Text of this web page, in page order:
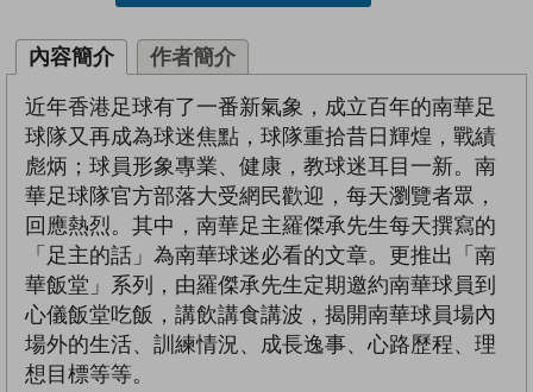
內容簡介 作者簡介
近年香港足球有了一番新氣象，成立百年的南華足
球隊又再成為球迷焦點，球隊重拾昔日輝煌，戰績
彪炳；球員形象專業、健康，教球迷耳目一新。南
華足球隊官方部落大受網民歡迎，每天瀏覽者眾，
回應熱烈。其中，南華足主羅傑承先生每天撰寫的
「足主的話」為南華球迷必看的文章。更推出「南
華飯堂」系列，由羅傑承先生定期邀約南華球員到
心儀飯堂吃飯，講飲講食講波，揭開南華球員場內
場外的生活、訓練情況、成長逸事、心路歷程、理
想目標等等。